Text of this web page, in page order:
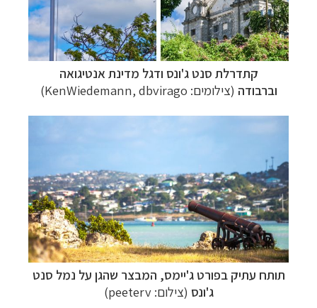
קתדרלת סנט ג'ונס ודגל מדינת אנטיגואה
וברבודה (צילומים: KenWiedemann, dbvirago)
תותח עתיק בפורט ג'יימס, המבצר שהגן על נמל סנט
ג'ונס (צילום:peeterv
)